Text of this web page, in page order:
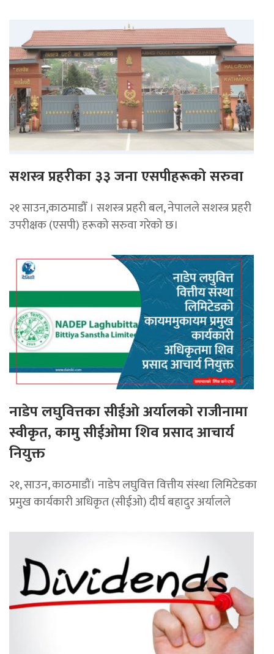
सशस्त्र प्रहरीका ३३ जना एसपीहरूको सरुवा
२१ साउन,काठमाडौँ । सशस्त्र प्रहरी बल, नेपालले सशस्त्र प्रहरी
उपरीक्षक (एसपी) हरूको सरुवा गरेको छ।
नाडेप लघुवित्तका सीईओ अर्यालको राजीनामा
स्वीकृत, कामु सीईओमा शिव प्रसाद आचार्य
नियुक्त
२१, साउन, काठमाडौं। नाडेप लघुवित्त वित्तीय संस्था लिमिटेडका
प्रमुख कार्यकारी अधिकृत (सीईओ) दीर्घ बहादुर अर्यालले